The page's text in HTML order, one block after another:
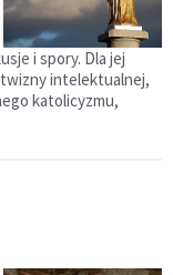
i spory. Dla jej
intelektualnej,
katolicyzmu,